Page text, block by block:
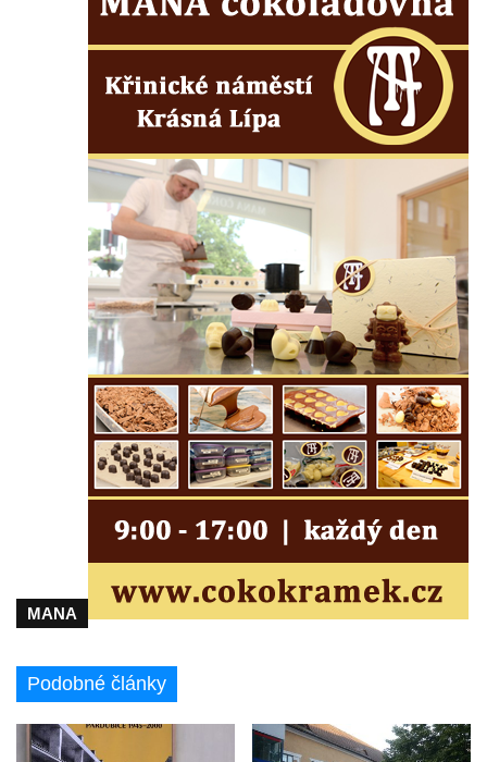
Památník bývalého nádraží Strupčice
zaniklé místní železniční dráhy Počerady –
Vrskmaň
Fara u kostela svaté Kateřiny Alexandrijské
ve Sloupu v Čechách
Dům č.ev. 124 v Janově-Novém Boru
Viniční dům Kartuziánský lis v Mělníku
Barokní sýpka v Brníkově
Budova kampeličky v Podbradci
Bývalá železniční stanice Horní Jiřetín
Dům čp. 3 na Mírovém náměstí v
Postoloprtech
Budova bývalé restaurace Pod lesem čp.
Rieckenova vila u textilní továrny v Šumné-
Textilní továrna v Šumné-Litvínově
Barokní sýpka (bývalá tvrz) v Lišnici
Bývalý statek čp. 14 v centru Polerad
Nádražní budova v Chotyni
MANA
Podobné články